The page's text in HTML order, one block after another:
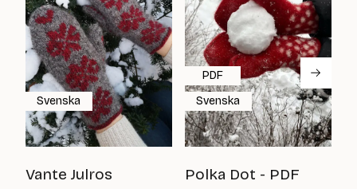
Vante Julros
Svenska
Polka Dot - PDF
PDF
Svenska